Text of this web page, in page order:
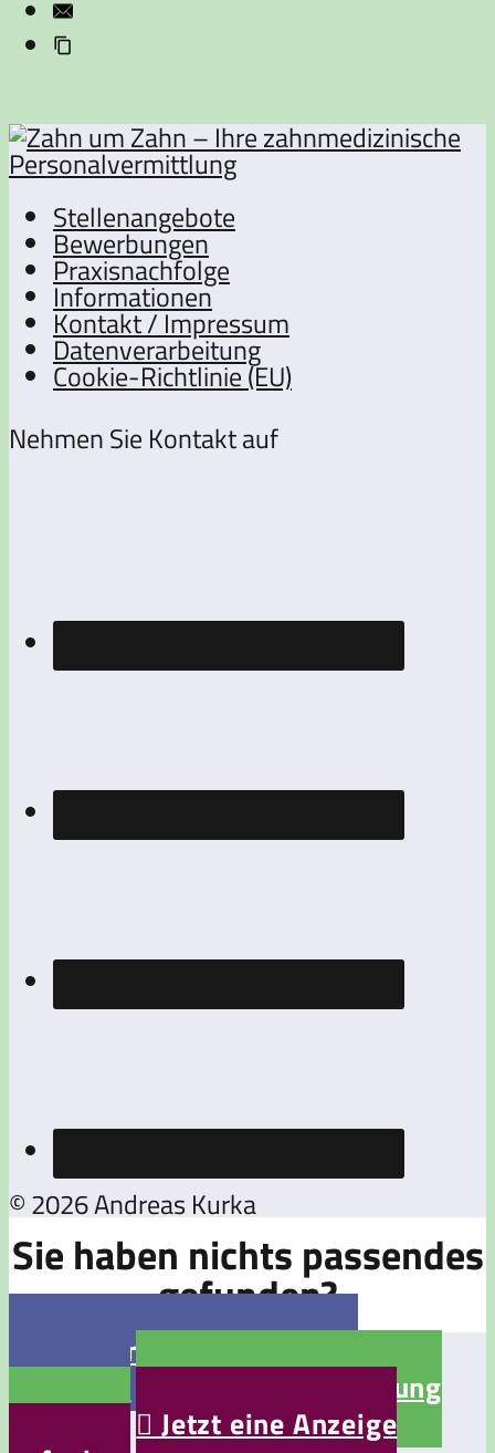
Stellenangebote
Bewerbungen
Praxisnachfolge
Informationen
Kontakt / Impressum
Datenverarbeitung
Cookie-Richtlinie (EU)
Nehmen Sie Kontakt auf
© 2026 Andreas Kurka
Sie haben nichts passendes
gefunden?
Jetzt eine Stellenanzeige
Jetzt eine Bewerbung
aufgeben Jetzt eine Anzeige